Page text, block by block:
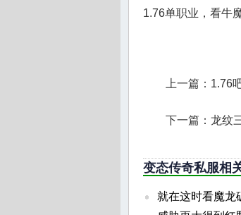
1.76单职业，看牛
上一篇： 1.76
下一篇： 龙纹
变态传奇私服相
就在这时看魔龙